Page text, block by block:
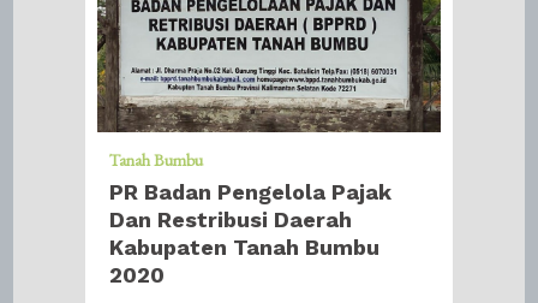
Tanah Bumbu
PR Badan Pengelola Pajak
Dan Restribusi Daerah
Kabupaten Tanah Bumbu
2020